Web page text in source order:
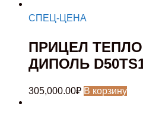
СПЕЦ-ЦЕНА
ПРИЦЕЛ
ДИПОЛЬ
305,000.00₽ В корзину